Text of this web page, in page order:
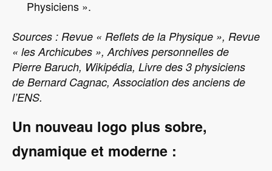
Physiciens ».
Sources : Revue « Reflets de la Physique », Revue
« les Archicubes », Archives personnelles de
Pierre Baruch, Wikipédia, Livre des 3 physiciens
de Bernard Cagnac, Association des anciens de
l’ENS.
Un nouveau logo plus sobre,
dynamique et moderne :